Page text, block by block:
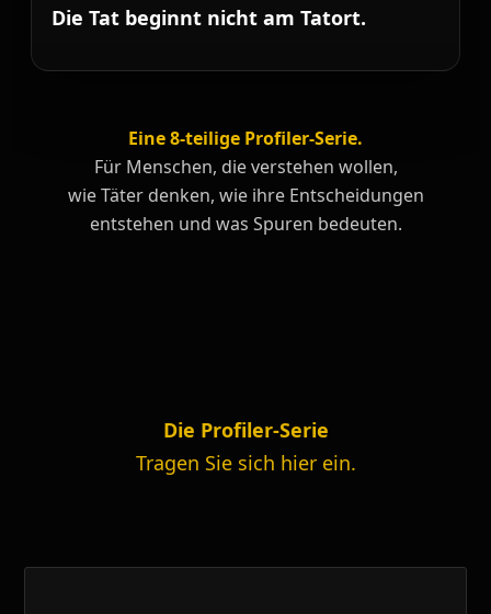
Die Tat beginnt nicht am Tatort.
Eine 8-teilige Profiler-Serie.
Für Menschen, die verstehen wollen,
wie Täter denken, wie ihre Entscheidungen
entstehen und was Spuren bedeuten.
Die Profiler-Serie
Tragen Sie sich hier ein.